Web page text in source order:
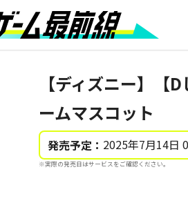
【ディズニー】【
ームマスコット
発売予定： 2025年7月14日
※実際の発売日はサービスをご確認ください。